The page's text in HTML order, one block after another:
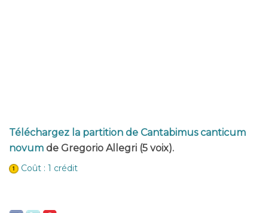
Téléchargez la partition de Cantabimus canticum
novum de Gregorio Allegri (5 voix).
Coût : 1 crédit